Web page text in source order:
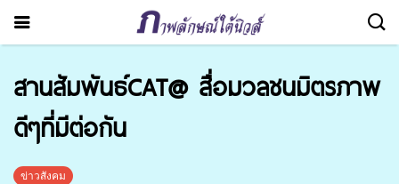
สานสัมพันธ์CAT@ สื่อมวลชนมิตรภาพ
ดีๆที่มีต่อกัน
ข่าวสังคม